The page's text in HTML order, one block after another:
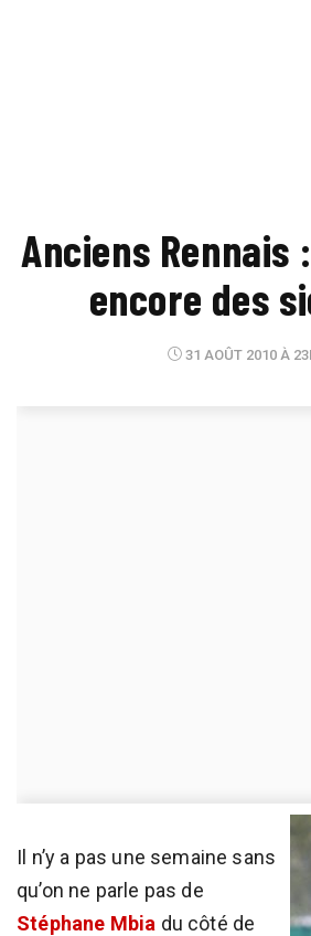
Anciens Rennais
encore des
31 AOÛT 2010 À
Il n’y a pas une semaine sans
qu’on ne parle pas de
Stéphane Mbia du côté de